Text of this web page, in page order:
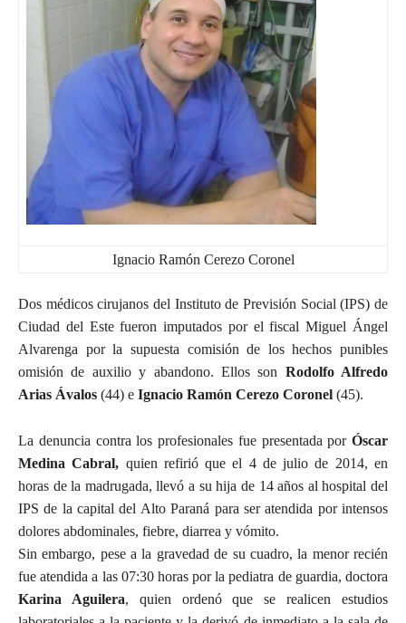
Ignacio Ramón Cerezo Coronel
Dos médicos cirujanos del Instituto de Previsión Social (IPS) de
Ciudad del Este fueron imputados por el fiscal Miguel Ángel
Alvarenga por la supuesta comisión de los hechos punibles
omisión de auxilio y abandono. Ellos son Rodolfo Alfredo
Arias Ávalos (44) e Ignacio Ramón Cerezo Coronel (45).
La denuncia contra los profesionales fue presentada por Óscar
Medina Cabral, quien refirió que el 4 de julio de 2014, en
horas de la madrugada, llevó a su hija de 14 años al hospital del
IPS de la capital del Alto Paraná para ser atendida por intensos
dolores abdominales, fiebre, diarrea y vómito.
Sin embargo, pese a la gravedad de su cuadro, la menor recién
fue atendida a las 07:30 horas por la pediatra de guardia, doctora
Karina Aguilera, quien ordenó que se realicen estudios